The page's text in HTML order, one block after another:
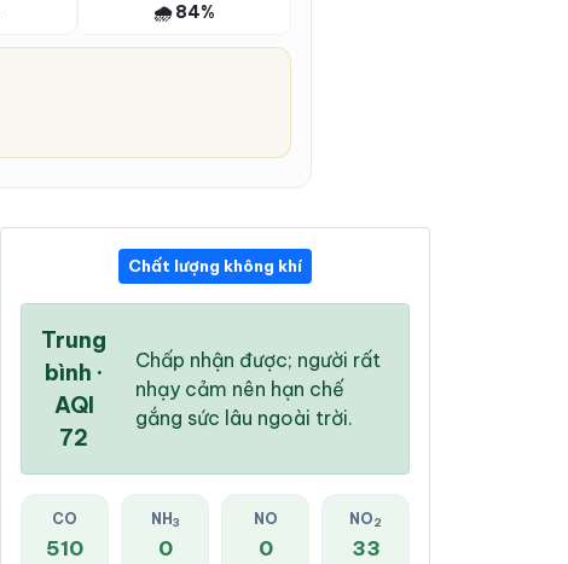
🌧️ 84%
05:00 AM
27 °
61 %
Mây đen u ám
06:00 AM
53 %
Mây đen u ám
Chất lượng không khí
Trung
bình ·
AQI
72
Chấp nhận được; người rất
nhạy cảm nên hạn chế
gắng sức lâu ngoài trời.
CO
510
NH 3
0
NO
0
NO2
33